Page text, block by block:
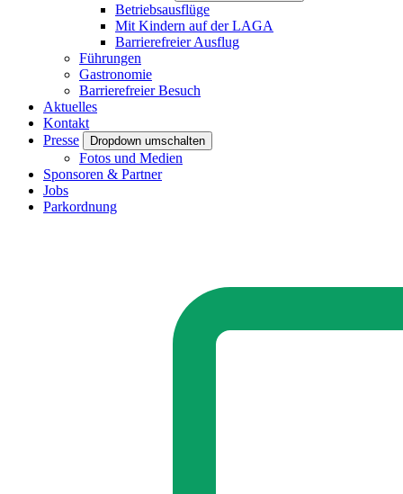
Betriebsausflüge
Mit Kindern auf der LAGA
Barrierefreier Ausflug
Führungen
Gastronomie
Barrierefreier Besuch
Aktuelles
Kontakt
Presse
Dropdown umschalten
Fotos und Medien
Sponsoren & Partner
Jobs
Parkordnung